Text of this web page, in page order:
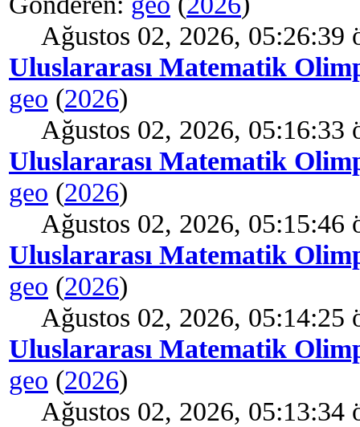
Ağustos 02, 2026, 05:26:39
Uluslararası Matematik
geo (2026)
Ağustos 02, 2026, 05:16:33
Uluslararası Matematik
geo (2026)
Ağustos 02, 2026, 05:15:46
Uluslararası Matematik
geo (2026)
Ağustos 02, 2026, 05:14:25
Uluslararası Matematik
geo (2026)
Ağustos 02, 2026, 05:13:34